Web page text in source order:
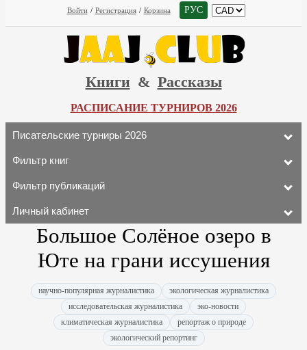
Войти / Регистрация / Корзина РУС
Книги & Рассказы
РАСПИСАНИЕ ТУРНИРОВ 2026
Писательские турниры 2026
Фильтр книг
Фильтр публикаций
Личный кабинет
Большое Солёное озеро в
Юте на грани иссушения
научно-популярная журналистика
экологическая журналистика
исследовательская журналистика
эко-новости
климатическая журналистика
репортаж о природе
экологический репортинг